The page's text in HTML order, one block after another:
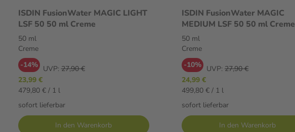
ISDIN FusionWater MAGIC LIGHT
LSF 50 50 ml Creme
50 ml
Creme
-14%
UVP: 27,90 €
23,99 €
479,80 € / 1 l
sofort lieferbar
In den Warenkorb
ISDIN FusionWater MAGIC
MEDIUM LSF 50 50 ml Creme
50 ml
Creme
-10% UVP: 27,90 €
24,99 €
499,80 € / 1 l
sofort lieferbar
In den Warenkorb